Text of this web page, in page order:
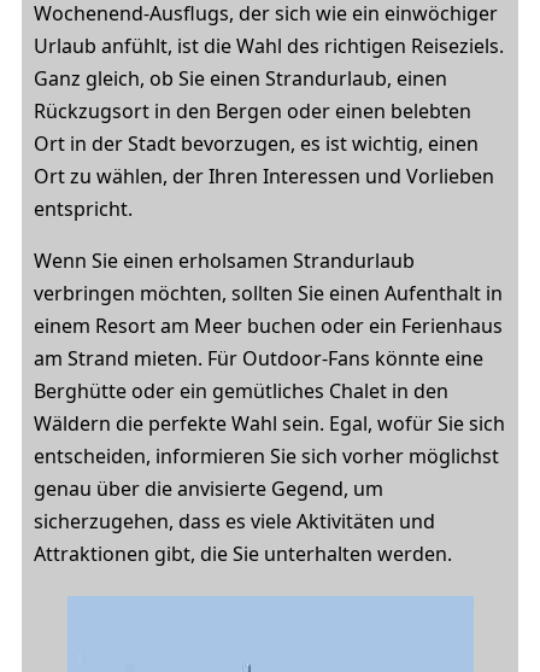
Wochenend-Ausflugs, der sich wie ein einwöchiger
Urlaub anfühlt, ist die Wahl des richtigen Reiseziels.
Ganz gleich, ob Sie einen Strandurlaub, einen
Rückzugsort in den Bergen oder einen belebten
Ort in der Stadt bevorzugen, es ist wichtig, einen
Ort zu wählen, der Ihren Interessen und Vorlieben
entspricht.
Wenn Sie einen erholsamen Strandurlaub
verbringen möchten, sollten Sie einen Aufenthalt in
einem Resort am Meer buchen oder ein Ferienhaus
am Strand mieten. Für Outdoor-Fans könnte eine
Berghütte oder ein gemütliches Chalet in den
Wäldern die perfekte Wahl sein. Egal, wofür Sie sich
entscheiden, informieren Sie sich vorher möglichst
genau über die anvisierte Gegend, um
sicherzugehen, dass es viele Aktivitäten und
Attraktionen gibt, die Sie unterhalten werden.